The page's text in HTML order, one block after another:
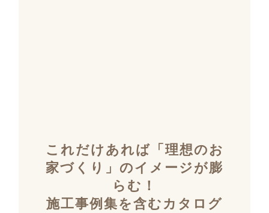
これだけあれば「理想のお
家づくり」のイメージが膨
らむ！
施工事例集を含むカタログ